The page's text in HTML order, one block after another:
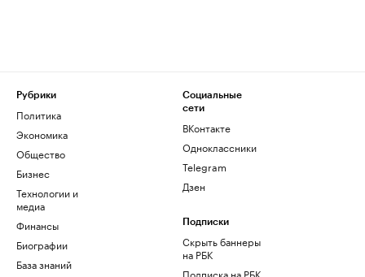
Рубрики
Политика
Экономика
Общество
Бизнес
Технологии и
медиа
Финансы
Биографии
База знаний
Социальные
сети
ВКонтакте
Одноклассники
Telegram
Дзен
Подписки
Скрыть баннеры
на РБК
Подписка на РБК